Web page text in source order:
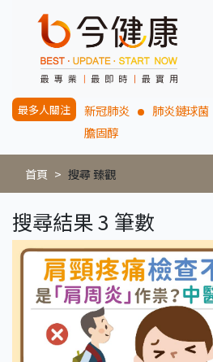
最多人關注 新冠肺炎 肺炎鏈球菌
膽固醇
首頁 搜尋 臻觀
搜尋結果 3 筆數